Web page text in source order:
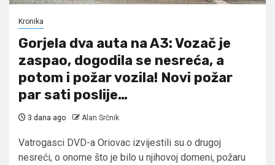
Kronika
Gorjela dva auta na A3: Vozač je
zaspao, dogodila se nesreća, a
potom i požar vozila! Novi požar
par sati poslije…
3 dana ago Alan Srčnik
Vatrogasci DVD-a Oriovac izvijestili su o drugoj
nesreći, o onome što je bilo u njihovoj domeni, požaru